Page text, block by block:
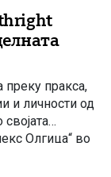
пракса,
и личности од
Олгица“ во
издание на